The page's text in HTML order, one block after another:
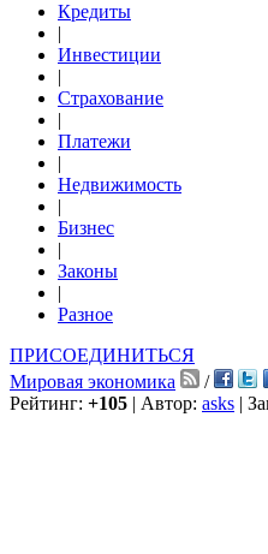
Кредиты
|
Инвестиции
|
Страхование
|
Платежи
|
Недвижимость
|
Бизнес
|
Законы
|
Разное
ПРИСОЕДИНИТЬСЯ
Мировая экономика
/
Рейтинг: +105 | Автор: asks |